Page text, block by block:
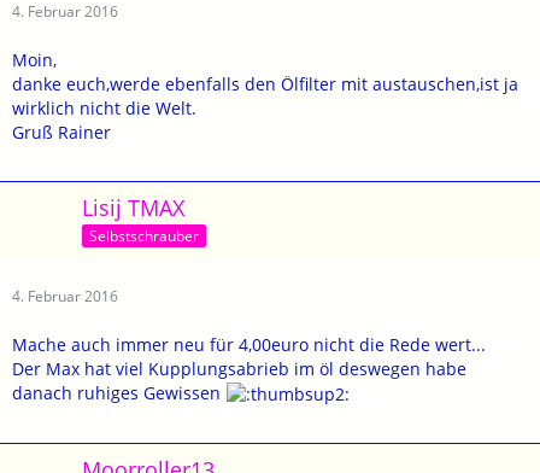
4. Februar 2016
Moin,
danke euch,werde ebenfalls den Ölfilter mit austauschen,ist ja
wirklich nicht die Welt.
Gruß Rainer
Lisij TMAX
Selbstschrauber
4. Februar 2016
Mache auch immer neu für 4,00euro nicht die Rede wert...
Der Max hat viel Kupplungsabrieb im öl deswegen habe
danach ruhiges Gewissen